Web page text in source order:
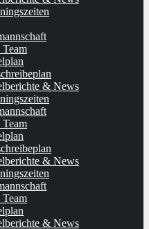
Team
& News
Team
& News
Team
& News